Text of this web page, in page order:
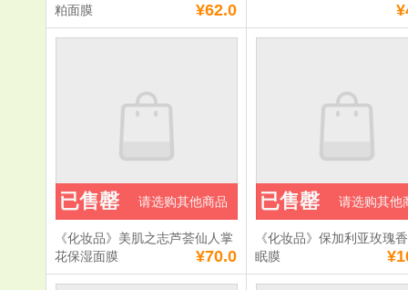
粕面膜
¥62.0
《化妆品》美肌之志芦荟仙人掌
花保湿面膜
¥70.0
已售罄 请选购其他商品
《化妆品》保加利亚玫瑰
眠膜
已售罄 请选购其他